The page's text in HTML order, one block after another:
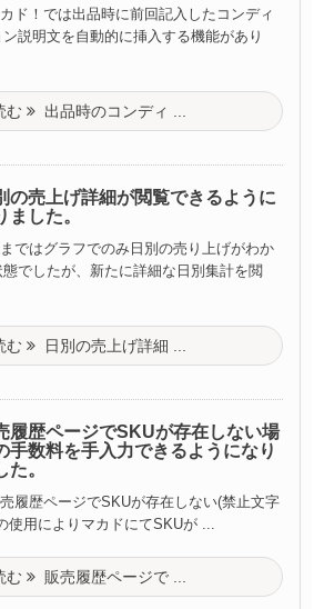
ド！では出品時に前回記入したコンディ
ン説明文を自動的に挿入する機能があり
む 出品時のコンディ ...
の売上げ詳細が閲覧できるように
ました。
ではグラフでのみ日別の売り上げがわか
態でしたが、新たに詳細な日別集計を閲
む 日別の売上げ詳細 ...
履歴ページでSKUが存在しない場
手数料を手入力できるようになり
た。
履歴ページでSKUが存在しない(禁止文字
使用によりマカドにてSKUが ...
む 販売履歴ページで ...